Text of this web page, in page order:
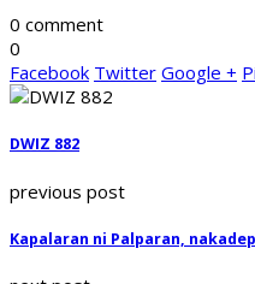
0 comment
0
Facebook Twitter Google +
DWIZ 882
previous post
Kapalaran ni Palparan,